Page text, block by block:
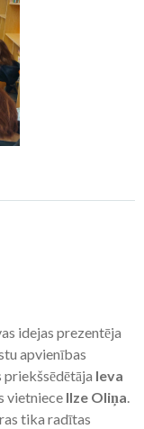
idejas prezentēja
apvienības
priekšsēdētāja Ieva
vietniece Ilze Oliņa.
tika radītas